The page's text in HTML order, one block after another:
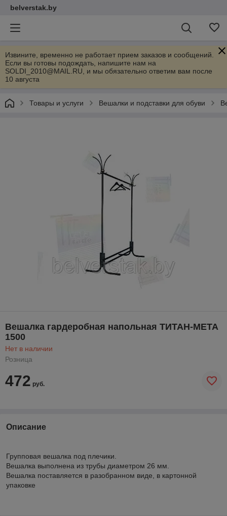
belverstak.by
Извините, временно не работает прием заказов и сообщений.
Если вы готовы подождать, напишите нам на
SOLDI_2010@MAIL.RU, и мы обязательно ответим вам после
10 августа
Товары и услуги Вешалки и подставки для обуви
Вешалка гардеробная напольная ТИТАН-МЕТА
1500
Нет в наличии
Розница
472 руб.
Описание
Групповая вешалка под плечики.
Вешалка выполнена из трубы диаметром 26 мм.
Вешалка поставляется в разобранном виде, в картонной
упаковке